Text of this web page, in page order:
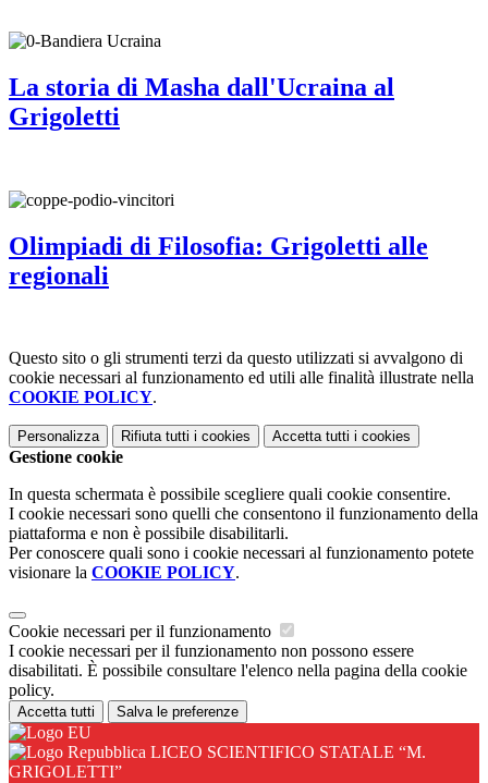
La storia di Masha dall'Ucraina al
Grigoletti
Olimpiadi di Filosofia: Grigoletti alle
regionali
Questo sito o gli strumenti terzi da questo utilizzati si avvalgono di
cookie necessari al funzionamento ed utili alle finalità illustrate nella
COOKIE POLICY.
Personalizza Rifiuta tutti i cookies Accetta tutti i cookies
Gestione cookie
In questa schermata è possibile scegliere quali cookie consentire.
I cookie necessari sono quelli che consentono il funzionamento della
piattaforma e non è possibile disabilitarli.
Per conoscere quali sono i cookie necessari al funzionamento potete
visionare la COOKIE POLICY.
Cookie necessari per il funzionamento
I cookie necessari per il funzionamento non possono essere
disabilitati. È possibile consultare l'elenco nella pagina della cookie
policy.
Accetta tutti Salva le preferenze
LICEO SCIENTIFICO STATALE “M.
GRIGOLETTI”